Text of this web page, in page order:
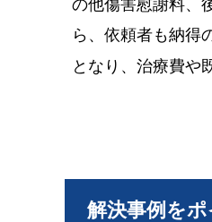
の他傷害慰謝料、
ら、依頼者も納得
となり、治療費や
解決事例を